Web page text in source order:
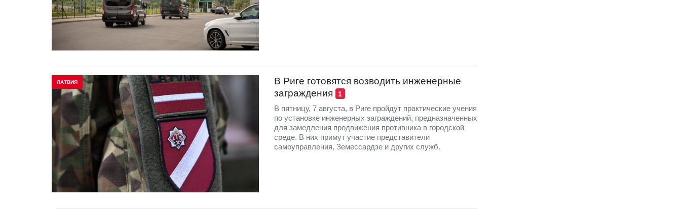
ЛАТВИЯ
В Риге готовятся возводить инженерные
заграждения
1
В пятницу, 7 августа, в Риге пройдут практические учения
по установке инженерных заграждений, предназначенных
для замедления продвижения противника в городской
среде. В них примут участие представители
самоуправления, Земессардзе и других служб.